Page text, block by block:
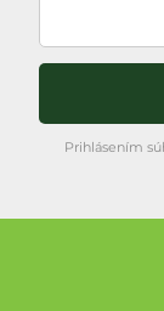
Prihlásením